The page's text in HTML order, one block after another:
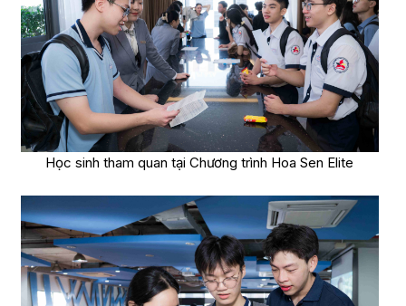
Học sinh tham quan tại Chương trình Hoa Sen Elite